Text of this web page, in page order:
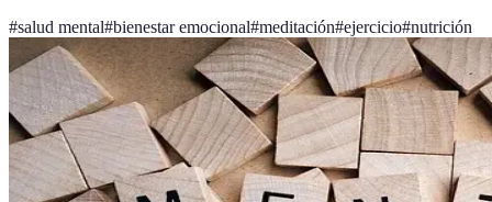
#salud mental#bienestar emocional#meditación#ejercicio#nutrición